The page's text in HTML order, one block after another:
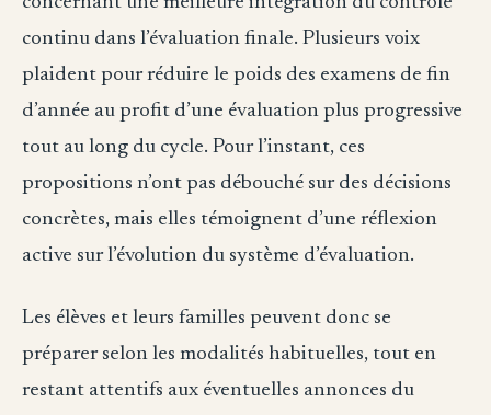
continu dans l’évaluation finale. Plusieurs voix
plaident pour réduire le poids des examens de fin
d’année au profit d’une évaluation plus progressive
tout au long du cycle. Pour l’instant, ces
propositions n’ont pas débouché sur des décisions
concrètes, mais elles témoignent d’une réflexion
active sur l’évolution du système d’évaluation.
Les élèves et leurs familles peuvent donc se
préparer selon les modalités habituelles, tout en
restant attentifs aux éventuelles annonces du